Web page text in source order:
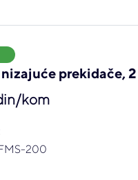
prekidače,
kom
200